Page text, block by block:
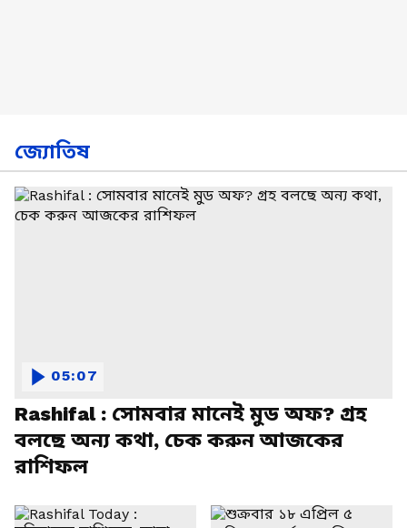
জ্যোতিষ
Rashifal : সোমবার মানেই মুড অফ? গ্রহ
বলছে অন্য কথা, চেক করুন আজকের
রাশিফল
05:07